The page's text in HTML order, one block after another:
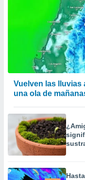
Vuelven las lluvias
una ola de